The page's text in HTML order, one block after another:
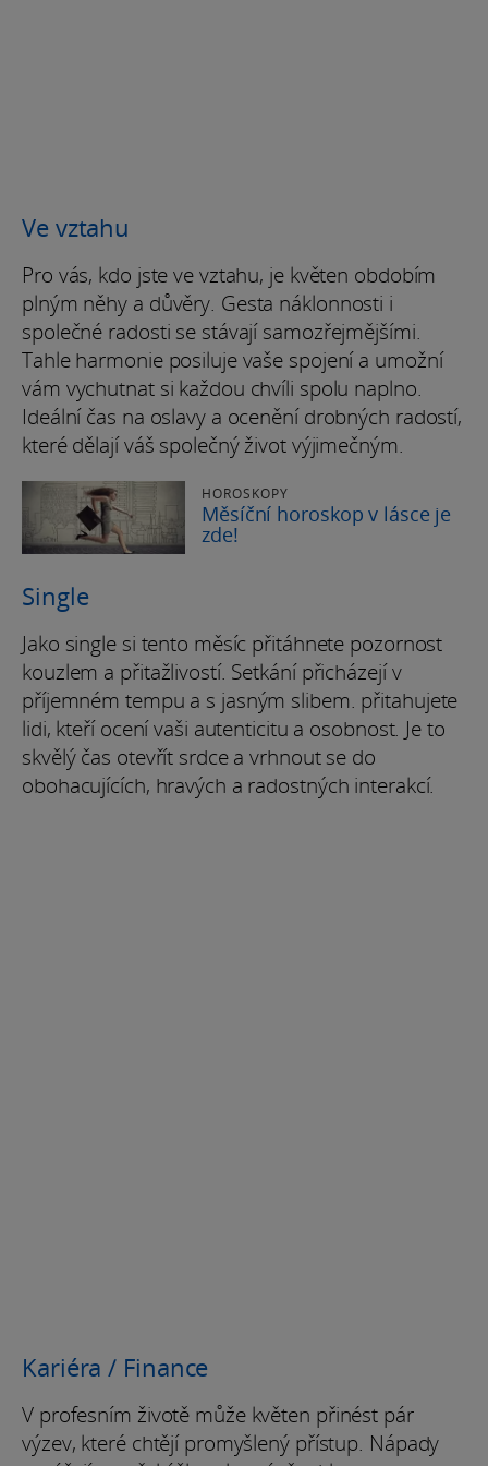
Ve vztahu
Pro vás, kdo jste ve vztahu, je květen obdobím
plným něhy a důvěry. Gesta náklonnosti i
společné radosti se stávají samozřejmějšími.
Tahle harmonie posiluje vaše spojení a umožní
vám vychutnat si každou chvíli spolu naplno.
Ideální čas na oslavy a ocenění drobných radostí,
které dělají váš společný život výjimečným.
HOROSKOPY
Měsíční horoskop v lásce je
zde!
Single
Jako single si tento měsíc přitáhnete pozornost
kouzlem a přitažlivostí. Setkání přicházejí v
příjemném tempu a s jasným slibem. přitahujete
lidi, kteří ocení vaši autenticitu a osobnost. Je to
skvělý čas otevřít srdce a vrhnout se do
obohacujících, hravých a radostných interakcí.
Kariéra / Finance
V profesním životě může květen přinést pár
výzev, které chtějí promyšlený přístup. Nápady